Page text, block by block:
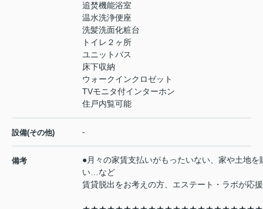
追焚機能浴室
温水洗浄便座
洗髪洗面化粧台
トイレ２ヶ所
ユニットバス
床下収納
ウォークインクロゼット
TVモニタ付インターホン
住戸内覧可能
設備(その他) -
備考
●月々の家賃支払いがもったいない、家や土地
い…など
賃貸脱出をお考えの方、エステート・ラボが応